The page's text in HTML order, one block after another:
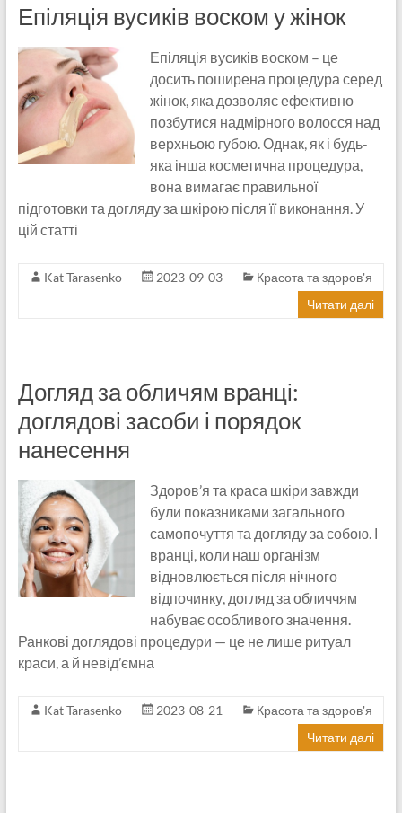
Епіляція вусиків воском у жінок
Епіляція вусиків воском – це
досить поширена процедура серед
жінок, яка дозволяє ефективно
позбутися надмірного волосся над
верхньою губою. Однак, як і будь-
яка інша косметична процедура,
вона вимагає правильної
підготовки та догляду за шкірою після її виконання. У
цій статті
Kat Tarasenko 2023-09-03
Красота та здоров'я
Читати далі
Догляд за обличям вранці:
доглядові засоби і порядок
нанесення
Здоров’я та краса шкіри завжди
були показниками загального
самопочуття та догляду за собою. І
вранці, коли наш організм
відновлюється після нічного
відпочинку, догляд за обличчям
набуває особливого значення.
Ранкові доглядові процедури — це не лише ритуал
краси, а й невід’ємна
Kat Tarasenko 2023-08-21
Красота та здоров'я
Читати далі